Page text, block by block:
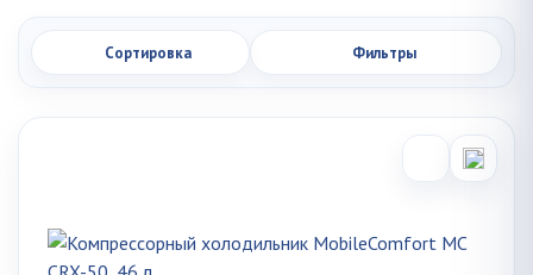
Сортировка Фильтры